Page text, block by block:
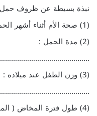
نبذة بسيطة عن ظروف حمل
(1) صحة الأم أثناء أشهر الحمل ……………………………………………..
(2) مدة الحمل :
(3) وزن الطفل عند ميلاده :
(4) طول فترة المخاض (